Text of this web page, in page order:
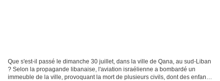
Que s'est-il passé le dimanche 30 juillet, dans la ville de Qana, au sud-Liban
? Selon la propagande libanaise, l'aviation israélienne a bombardé un
immeuble de la ville, provoquant la mort de plusieurs civils, dont des enfants.